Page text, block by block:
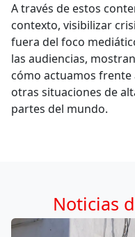
A través de estos
contexto, visibilizar
fuera del foco
las audiencias,
cómo actuamos
otras situaciones de
partes del mundo.
Noticias